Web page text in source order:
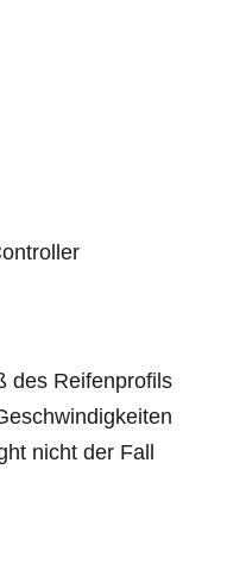
des Reifenprofils
nicht der Fall